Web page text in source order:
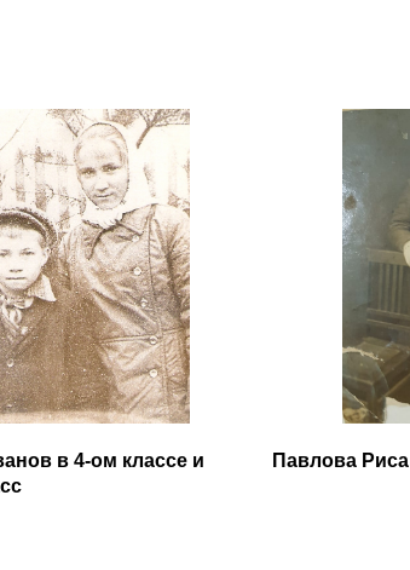
в 4-ом классе и
Павлова Риса